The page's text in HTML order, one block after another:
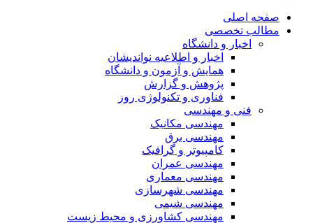
صفحه اصلی
مطالب تخصصی
اخبار و دانشگاه
اخبار و اطلاعیه نواندیشان
همایش و آزمون و دانشگاه
پژوهش و گزارش
فناوری و تکنولوژی روز
فنی و مهندسی
مهندسی مکانیک
مهندسی برق
کامپیوتر و گرافیک
مهندسی عمران
مهندسی معماری
مهندسی شهرسازی
مهندسی شیمی
مهندسی کشاورزی و محیط زیست